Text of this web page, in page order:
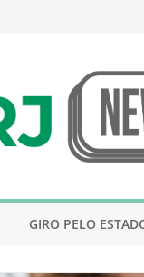
GIRO PELO